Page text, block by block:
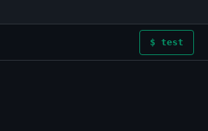
$ test